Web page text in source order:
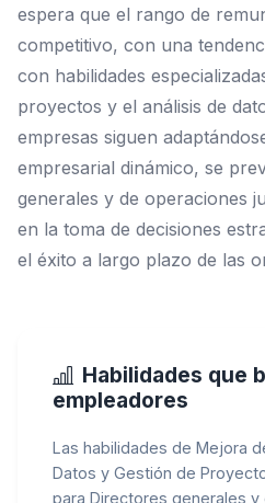
espera que el rango de
competitivo, con una
con habilidades
proyectos y el análisis de
empresas siguen
empresarial dinámico, se
generales y de operaciones
en la toma de decisiones
el éxito a largo plazo de las
Habilidades que
empleadores
Las habilidades de Mejora
Datos y Gestión de
para Directores generales